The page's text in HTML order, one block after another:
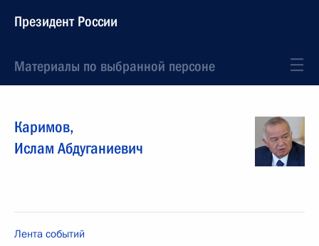
Президент России
Материалы по выбранной персоне
Каримов,
Ислам Абдуганиевич
Лента событий